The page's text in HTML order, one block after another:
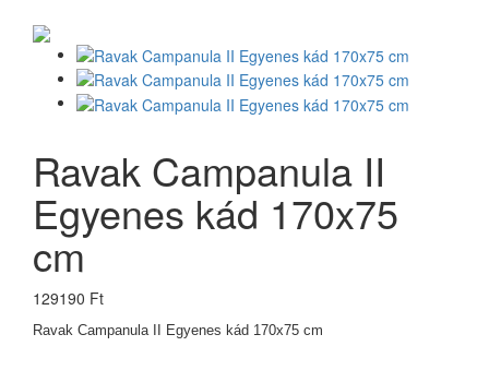
Ravak Campanula II
Egyenes kád 170x75
cm
129190 Ft
Ravak Campanula II Egyenes kád 170x75 cm